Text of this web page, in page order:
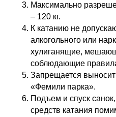
Максимально
– 120 кг.
К катанию не
алкогольного или
хулиганящие,
соблюдающие
Запрещается
«Фемили парка».
Подъем и спуск
средств катания